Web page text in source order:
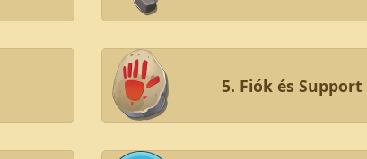
5. Fiók és Support